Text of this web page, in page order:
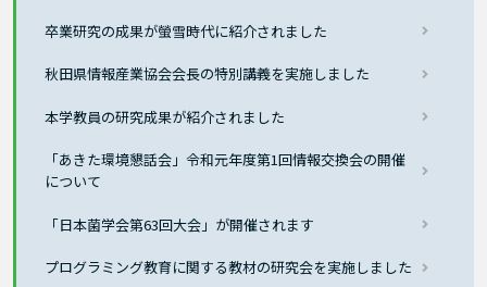
卒業研究の成果が螢雪時代に紹介されました
秋田県情報産業協会会長の特別講義を実施しました
本学教員の研究成果が紹介されました
「あきた環境懇話会」令和元年度第1回情報交換会の開催
について
「日本菌学会第63回大会」が開催されます
プログラミング教育に関する教材の研究会を実施しました